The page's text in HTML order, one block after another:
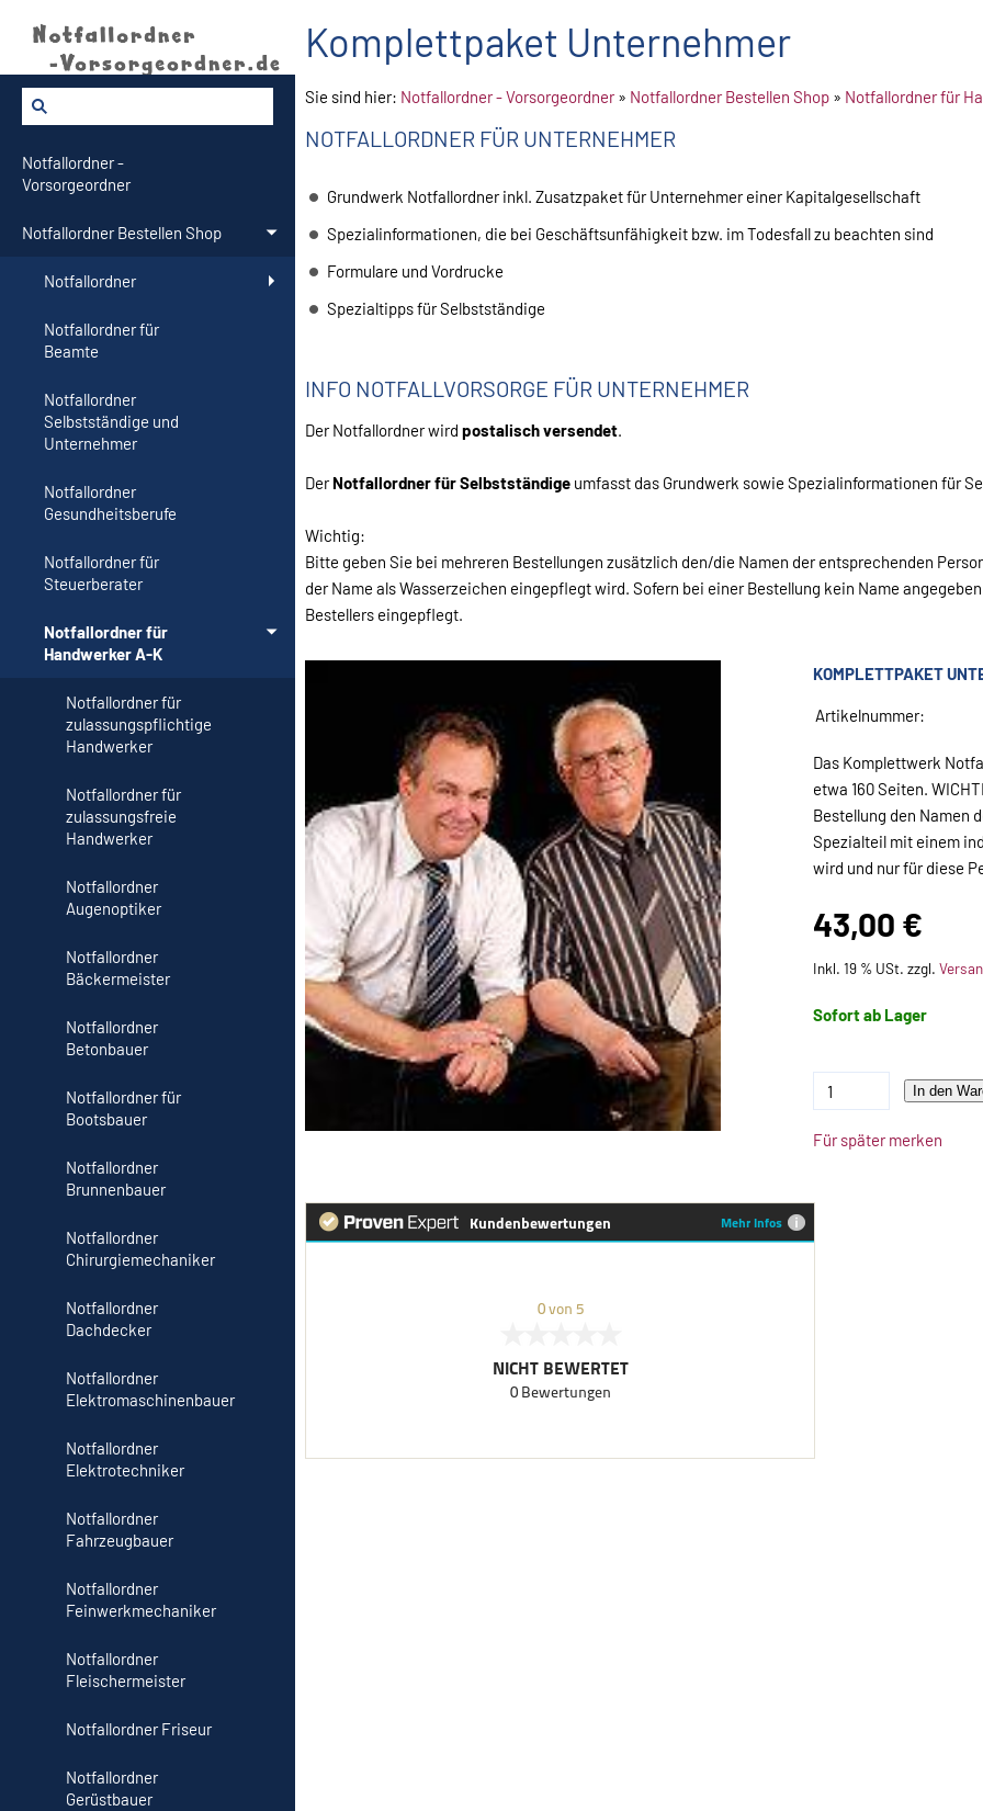
Notfallordner -
Vorsorgeordner
Notfallordner Bestellen Shop
Notfallordner
Notfallordner für
Beamte
Notfallordner
Selbstständige und
Unternehmer
Notfallordner
Gesundheitsberufe
Notfallordner für
Steuerberater
Notfallordner für
Handwerker A-K
Notfallordner für
zulassungspflichtige
Handwerker
Notfallordner für
zulassungsfreie
Handwerker
Notfallordner
Augenoptiker
Notfallordner
Bäckermeister
Notfallordner
Betonbauer
Notfallordner für
Bootsbauer
Notfallordner
Brunnenbauer
Notfallordner
Chirurgiemechaniker
Notfallordner
Dachdecker
Notfallordner
Elektromaschinenbauer
Notfallordner
Elektrotechniker
Notfallordner
Fahrzeugbauer
Notfallordner
Feinwerkmechaniker
Notfallordner
Fleischermeister
Notfallordner Friseur
Notfallordner
Gerüstbauer
Komplettpaket Unternehmer
Sie sind hier: Notfallordner - Vorsorgeordner» Notfallordner Bestellen Shop» Notfallordner für
NOTFALLORDNER FÜR UNTERNEHMER
Grundwerk Notfallordner inkl. Zusatzpaket für Unternehmer einer Kapitalgesellschaft
Spezialinformationen, die bei Geschäftsunfähigkeit bzw. im Todesfall zu beachten sind
Formulare und Vordrucke
Spezialtipps für Selbstständige
INFO NOTFALLVORSORGE FÜR UNTERNEHMER
Der Notfallordner wird postalisch versendet.
DerNotfallordner für Selbstständigeumfasst das Grundwerk sowie Spezialinformationen für
Wichtig:
Bitte geben Sie bei mehreren Bestellungen zusätzlich den/die Namen der entsprechenden
der Name als Wasserzeichen eingepflegt wird. Sofern bei einer Bestellung kein Name
Bestellers eingepflegt.
KOMPLETTPAKET
Artikelnummer:
Das Komplettwerk
etwa 160 Seiten.
Bestellung den Namen
Spezialteil mit einem
wird und nur für diese
43,00 €
Inkl. 19 % USt. zzgl.
Sofort ab Lager
In den
Für später merken